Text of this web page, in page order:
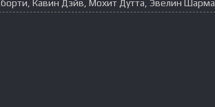
Кавин Дэйв, Мохит Дутта, Эвелин Шарма